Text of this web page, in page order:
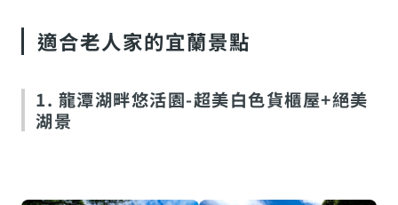
適合老人家的宜蘭景點
1. 龍潭湖畔悠活園-超美白色貨櫃屋+絕美
湖景